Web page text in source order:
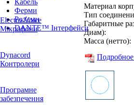
Кабель
Ферми
Роз'єми
DANTE™ Інтерфейси
Electro-Voice
Мікрофони
Dynacord
Контролери
Програмне
забезпечення
Материал
Тип
Габаритные
Диам):
Масса (нетто):